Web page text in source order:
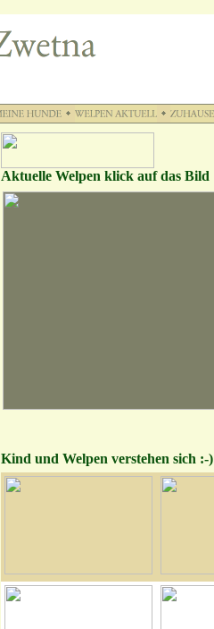
Aktuelle Welpen klick auf das Bild
Kind und Welpen verstehen sich :-)